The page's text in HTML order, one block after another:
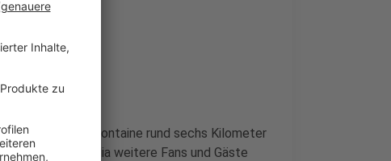
Rue Pierre Fontaine rund sechs Kilometer
und Kornelia weitere Fans und Gäste